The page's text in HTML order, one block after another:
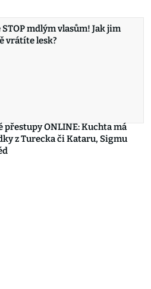
mdlým vlasům! Jak jim
vrátíte lesk?
přestupy ONLINE: Kuchta má
z Turecka či Kataru, Sigmu